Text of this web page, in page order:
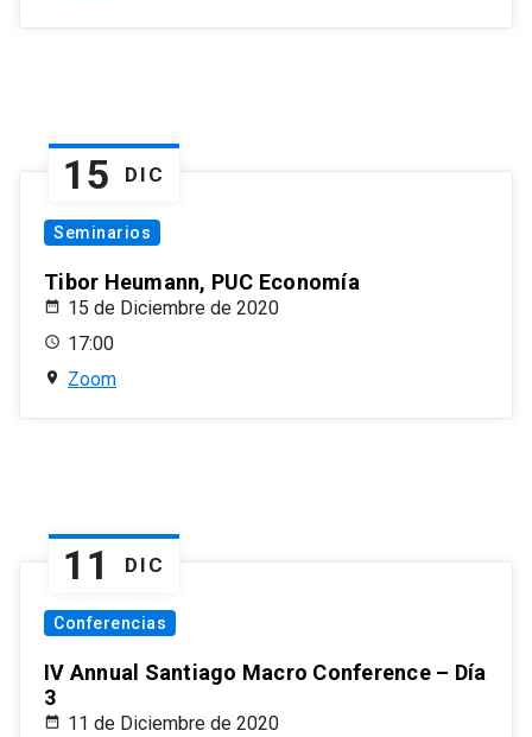
15 DIC
Seminarios
Tibor Heumann, PUC Economía
15 de Diciembre de 2020
17:00
Zoom
11 DIC
Conferencias
IV Annual Santiago Macro Conference – Día
3
11 de Diciembre de 2020